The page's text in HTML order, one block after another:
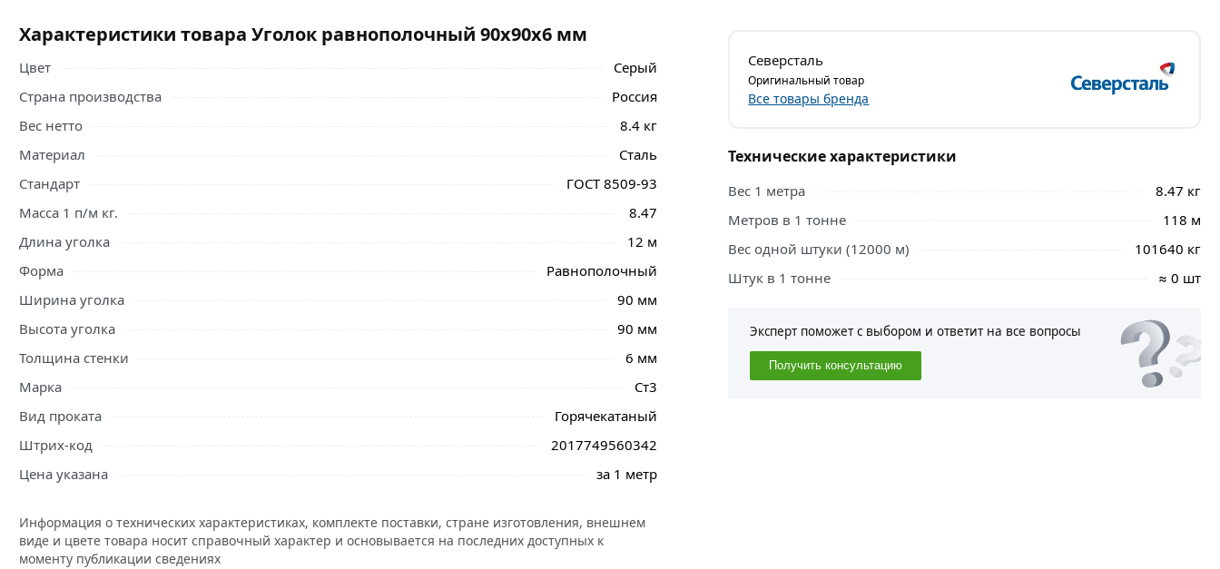
Характеристики товара Уголок равнополочный 90х90х6 мм
Цвет
Серый
Страна производства
Россия
Вес нетто
8.4 кг
Материал
Сталь
Стандарт
ГОСТ 8509-93
Масса 1 п/м кг.
8.47
Длина уголка
12 м
Форма
Равнополочный
Ширина уголка
90 мм
Высота уголка
90 мм
Толщина стенки
6 мм
Марка
Ст3
Вид проката
Горячекатаный
Штрих-код
2017749560342
Цена указана
за 1 метр
Информация о технических характеристиках, комплекте поставки, стране изготовления, внешнем
виде и цвете товара носит справочный характер и основывается на последних доступных к
моменту публикации сведениях
Северсталь
Оригинальный товар
Все товары бренда
Технические характеристики
Вес 1 метра
8.47 кг
Метров в 1 тонне
118 м
Вес одной штуки (12000 м)
101640 кг
Штук в 1 тонне
≈ 0 шт
Эксперт поможет с выбором и ответит на все вопросы
Получить консультацию